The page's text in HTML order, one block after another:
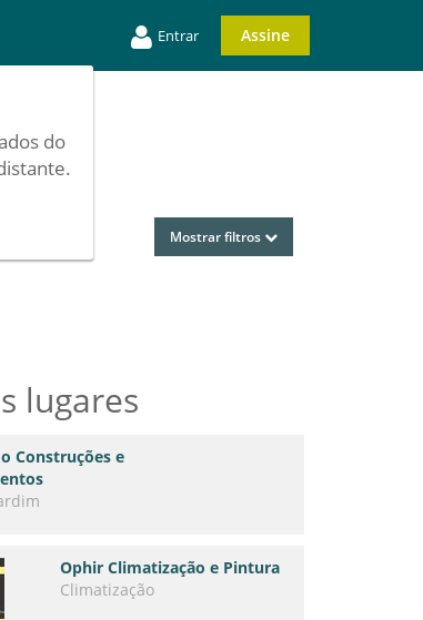
Entrar Assine
do
Mostrar filtros
lugares
Construções e
Ophir Climatização e Pintura
Climatização